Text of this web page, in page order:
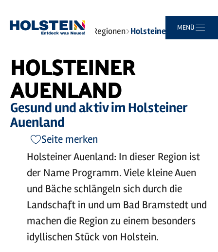
Hauptinhalt
Suche
Navigation
Footer
MENÜ
Sie
Startseite Reiseziele Regionen Holsteiner Auenland
HOLSTEINER
AUENLAND
Gesund und aktiv im Holsteiner
Auenland
Seite merken
Holsteiner Auenland: In dieser Region ist
der Name Programm. Viele kleine Auen
und Bäche schlängeln sich durch die
Landschaft in und um Bad Bramstedt und
machen die Region zu einem besonders
idyllischen Stück von Holstein.